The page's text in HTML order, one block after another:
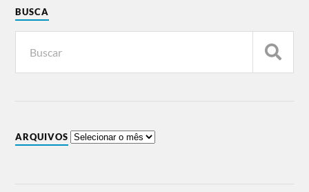
BUSCA
ARQUIVOS